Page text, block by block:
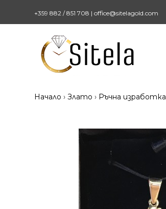
+359 882 / 851 708 | office@sitelagold.com
Начало Злато Ръчна изработка